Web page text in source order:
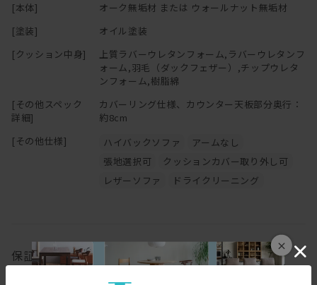
×
パッと明るくナチュラルな雰囲気に仕上げたい方にはオーク、
落ち着きと高級感をプラスしたい方にはウォールナットがおすすめ
替カバーの販売もございます。ご希望の方は、お気軽にお問い合わ
せください。
ーーーーーーーーーーーーーーーーーーーーーーーーーー
「 心地よい緊張感漂うミニマルな造形を 素材感たっぷりに 」
製品毎に細部まで考え抜かれた設計、木目の美しさや手触り感に
大きな影響を与える丁寧な研磨、伝統工法を用いた組み立て、
おります。
[本体]
オーク無垢材 または ウォールナット無垢材
[塗装]
オイル塗装
[クッション中身]
上質ラバーウレタンフォーム,ラバーウレタンフ
ォーム,羽毛（ダックフェザー）,チップウレタ
ンフォーム,樹脂綿
[その他スペック
詳細]
カバーリング仕様、カウンター天板部分奥行：
約8cm
[その他仕様]
ハイバックソファ
アームなし
張地選択可
クッションカバー取り外し可
レザーソファ
ドライクリーニング
保証